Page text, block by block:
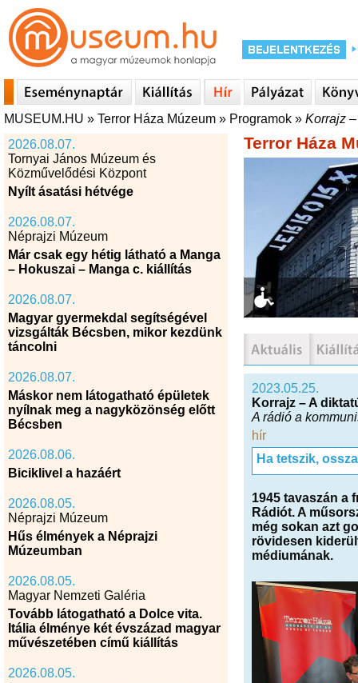
MUSEUM.HU » Terror Háza Múzeum » Programok » Korrajz
2026.08.07.
Tornyai János Múzeum és
Közművelődési Központ
Nyílt ásatási hétvége
2026.08.07.
Néprajzi Múzeum
Már csak egy hétig látható a Manga
– Hokuszai – Manga c. kiállítás
2026.08.07.
Magyar gyermekdal segítségével
vizsgálták Bécsben, mikor kezdünk
táncolni
2026.08.07.
Máskor nem látogatható épületek
nyílnak meg a nagyközönség előtt
Bécsben
2026.08.06.
Biciklivel a hazáért
2026.08.05.
Néprajzi Múzeum
Hűs élmények a Néprajzi
Múzeumban
2026.08.05.
Magyar Nemzeti Galéria
Tovább látogatható a Dolce vita.
Itália élménye két évszázad magyar
művészetében című kiállítás
2026.08.05.
Terror Háza
2023.05.25.
Korrajz – A
A rádió a
hír
Ha tetszik,
1945 tavaszán a
Rádiót. A
még sokan azt
rövidesen
médiumának.